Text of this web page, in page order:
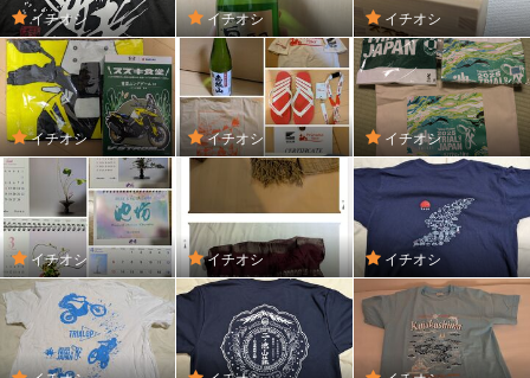
イチオシ イチオシ イチオシ
イチオシ イチオシ イチオシ
イチオシ イチオシ イチオシ